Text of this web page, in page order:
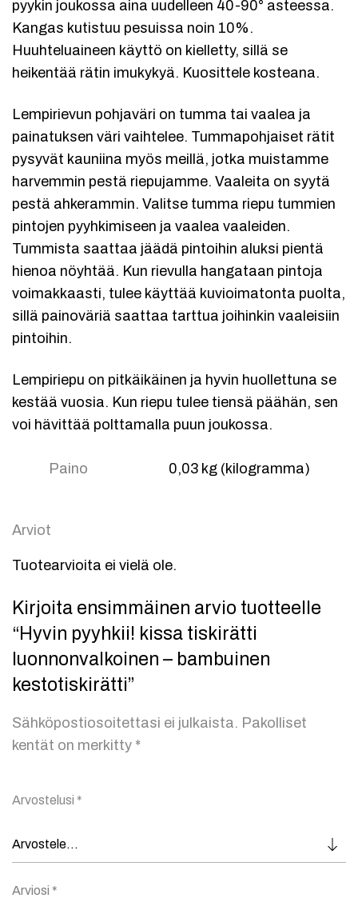
pyykin joukossa aina uudelleen 40-90° asteessa.
Kangas kutistuu pesuissa noin 10%.
Huuhteluaineen käyttö on kielletty, sillä se
heikentää rätin imukykyä. Kuosittele kosteana.
Lempirievun pohjaväri on tumma tai vaalea ja
painatuksen väri vaihtelee. Tummapohjaiset rätit
pysyvät kauniina myös meillä, jotka muistamme
harvemmin pestä riepujamme. Vaaleita on syytä
pestä ahkerammin. Valitse tumma riepu tummien
pintojen pyyhkimiseen ja vaalea vaaleiden.
Tummista saattaa jäädä pintoihin aluksi pientä
hienoa nöyhtää. Kun rievulla hangataan pintoja
voimakkaasti, tulee käyttää kuvioimatonta puolta,
sillä painoväriä saattaa tarttua joihinkin vaaleisiin
pintoihin.
Lempiriepu on pitkäikäinen ja hyvin huollettuna se
kestää vuosia. Kun riepu tulee tiensä päähän, sen
voi hävittää polttamalla puun joukossa.
Paino 0,03 kg (kilogramma)
Arviot
Tuotearvioita ei vielä ole.
Kirjoita ensimmäinen arvio tuotteelle
“Hyvin pyyhkii! kissa tiskirätti
luonnonvalkoinen – bambuinen
kestotiskirätti”
Sähköpostiosoitettasi ei julkaista. Pakolliset
kentät on merkitty *
Arvostelusi *